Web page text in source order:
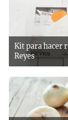
Kit para hacer
Reyes